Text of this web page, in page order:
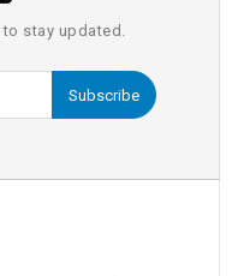
stay updated.
Subscribe